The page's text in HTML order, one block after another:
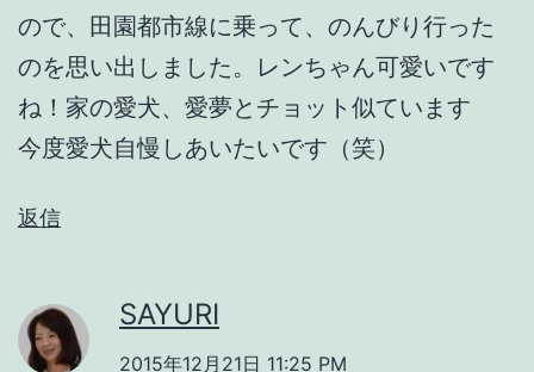
ので、田園都市線に乗って、のんびり行った
のを思い出しました。レンちゃん可愛いです
ね！家の愛犬、愛夢とチョット似ています
今度愛犬自慢しあいたいです（笑）
返信
SAYURI
2015年12月21日 11:25 PM